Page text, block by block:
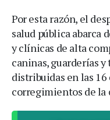
Por esta razón, el
salud pública abarca
y clínicas de alta
caninas, guarderías
distribuidas en las
corregimientos de la